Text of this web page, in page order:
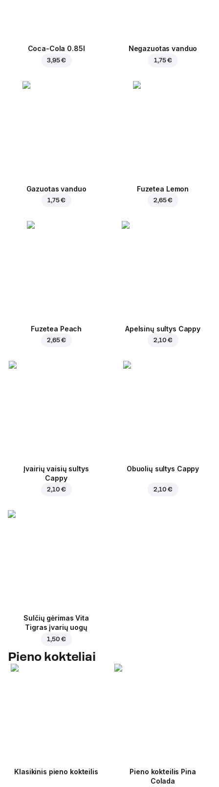
Coca-Cola 0.85l
3,95 €
Negazuotas vanduo
1,75 €
Gazuotas vanduo
1,75 €
Fuzetea Lemon
2,65 €
Fuzetea Peach
2,65 €
Apelsinų sultys Cappy
2,10 €
Įvairių vaisių sultys
Cappy
2,10 €
Obuolių sultys Cappy
2,10 €
Sulčių gėrimas Vita
Tigras įvarių uogų
1,50 €
Pieno kokteliai
Klasikinis pieno kokteilis
Pieno kokteilis Pina
Colada